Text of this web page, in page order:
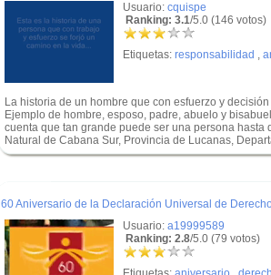
Usuario: cquispe
Ranking: 3.1/5.0 (146 votos)
Etiquetas: responsabilidad ,
La historia de un hombre que con esfuerzo y
Ejemplo de hombre, esposo, padre, abuelo y
cuenta que tan grande puede ser una persona hasta
Natural de Cabana Sur, Provincia de Lucanas,
60 Aniversario de la Declaración Universal de
Usuario: a19999589
Ranking: 2.8/5.0 (79 votos)